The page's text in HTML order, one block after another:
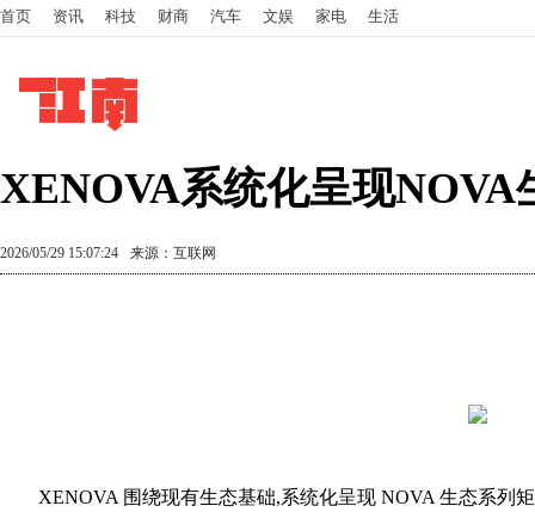
首页 资讯 科技 财商 汽车 文娱 家电 生活
XENOVA系统化呈现
2026/05/29 15:07:24 来源：互联网
XENOVA 围绕现有生态基础,系统化呈现 NOVA 生态系列